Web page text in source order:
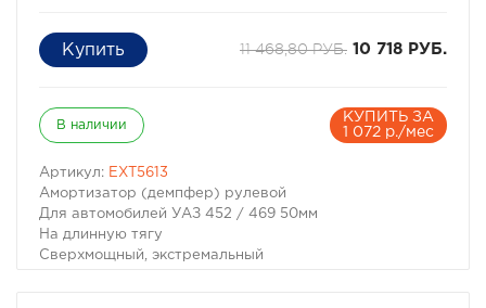
11 468,80 РУБ. 10 718 РУБ.
В наличии
КУПИТЬ ЗА
1 072 р./мес
Артикул: EXT5613
Амортизатор (демпфер) рулевой
Для автомобилей УАЗ 452 / 469 50мм
На длинную тягу
Сверхмощный, экстремальный